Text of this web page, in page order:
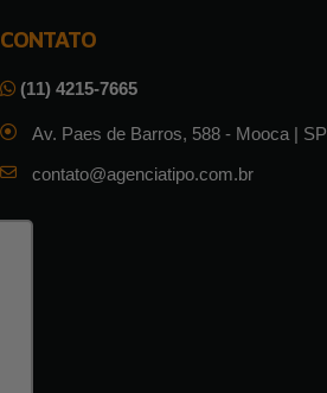
CONTATO
(11) 4215-7665
Av. Paes de Barros, 588 - Mooca | SP
contato@agenciatipo.com.br